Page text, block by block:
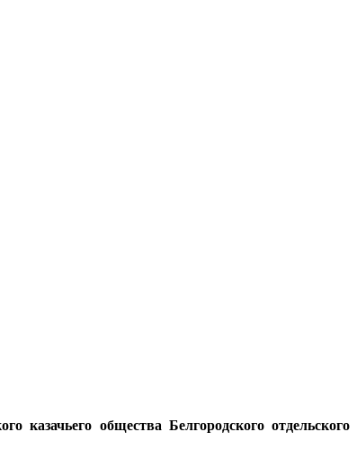
казачьего общества Белгородского отдельского